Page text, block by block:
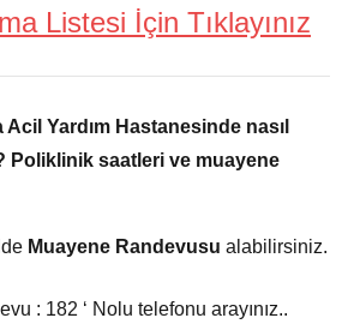
Listesi İçin Tıklayınız
Yardım Hastanesinde nasıl
Poliklinik saatleri ve muayene
Muayene Randevusu alabilirsiniz.
: 182 ‘ Nolu telefonu arayınız..